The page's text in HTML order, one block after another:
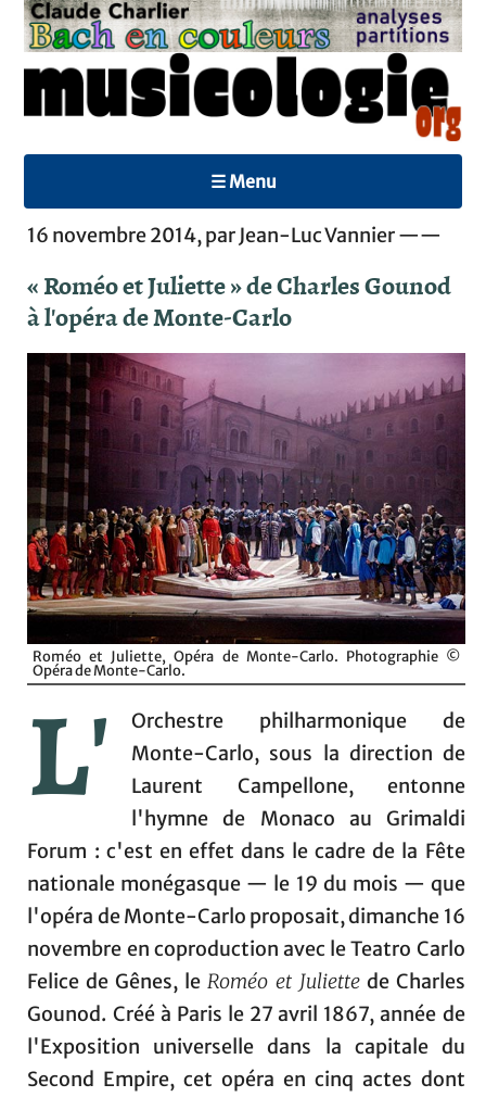
☰ Menu
16 novembre 2014, par Jean-Luc Vannier ——
« Roméo et Juliette » de Charles Gounod
à l'opéra de Monte-Carlo
Roméo et Juliette, Opéra de Monte-Carlo. Photographie ©
Opéra de Monte-Carlo.
L'
Orchestre philharmonique de
Monte-Carlo, sous la direction de
Laurent Campellone, entonne
l'hymne de Monaco au Grimaldi
Forum : c'est en effet dans le cadre de la Fête
nationale monégasque — le 19 du mois — que
l'opéra de Monte-Carlo proposait, dimanche 16
novembre en coproduction avec le Teatro Carlo
Felice de Gênes, le Roméo et Juliettede Charles
Gounod. Créé à Paris le 27 avril 1867, année de
l'Exposition universelle dans la capitale du
Second Empire, cet opéra en cinq actes dont